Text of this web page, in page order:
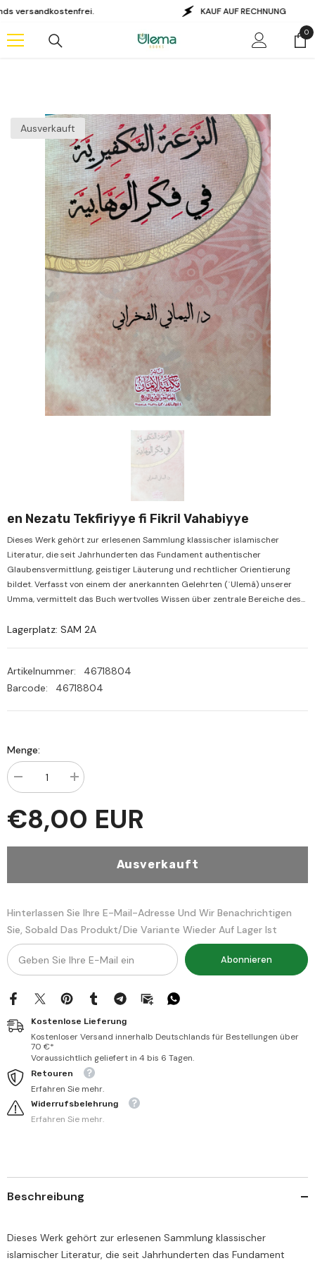
Zum Inhalt springen KAUF AUF RECHNUNG
0
0
Ausverkauft
en Nezatu Tekfiriyye fi Fikril Vahabiyye
Dieses Werk gehört zur erlesenen Sammlung klassischer islamischer
Literatur, die seit Jahrhunderten das Fundament authentischer
Glaubensvermittlung, geistiger Läuterung und rechtlicher Orientierung
bildet. Verfasst von einem der anerkannten Gelehrten (ʿUlemâ) unserer
Umma, vermittelt das Buch wertvolles Wissen über zentrale Bereiche des...
Lagerplatz: SAM 2A
Artikelnummer:
46718804
Barcode:
46718804
Menge:
verringern
en
Nezatu
Tekfiriyye
fi
Menge
erhöhen
en
Nezatu
fi
€8,00 EUR
Ausverkauft
Hinterlassen Sie Ihre E-Mail-Adresse Und Wir Benachrichtigen
Sie, Sobald Das Produkt/die Variante Wieder Auf Lager Ist
Abonnieren
Kostenlose Lieferung
Kostenloser Versand innerhalb Deutschlands für Bestellungen über
70 €*
Voraussichtlich geliefert in 4 bis 6 Tagen.
Retouren
Erfahren Sie mehr.
Widerrufsbelehrung
Erfahren Sie mehr.
Beschreibung
Dieses Werk gehört zur erlesenen Sammlung klassischer
islamischer Literatur, die seit Jahrhunderten das Fundament